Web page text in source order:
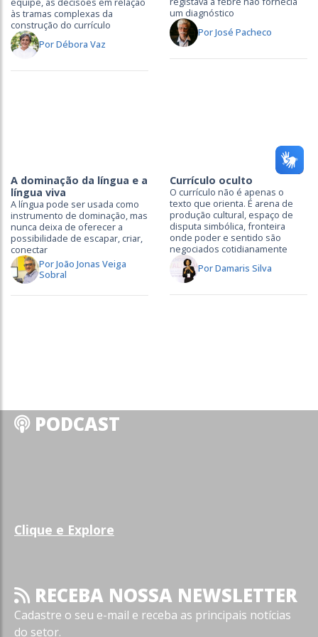
às tramas complexas da
construção do currículo
Por Débora Vaz
um diagnóstico
Por José Pacheco
A dominação da língua e a
língua viva
A língua pode ser usada como
instrumento de dominação, mas
nunca deixa de oferecer a
possibilidade de escapar, criar,
conectar
Por João Jonas Veiga
Sobral
Currículo oculto
O currículo não é apenas o
texto que orienta. É arena de
produção cultural, espaço de
disputa simbólica, fronteira
onde poder e sentido são
negociados cotidianamente
Por Damaris Silva
PODCAST
Clique e Explore
RECEBA NOSSA NEWSLETTER
Cadastre o seu e-mail e receba as principais notícias
do setor.